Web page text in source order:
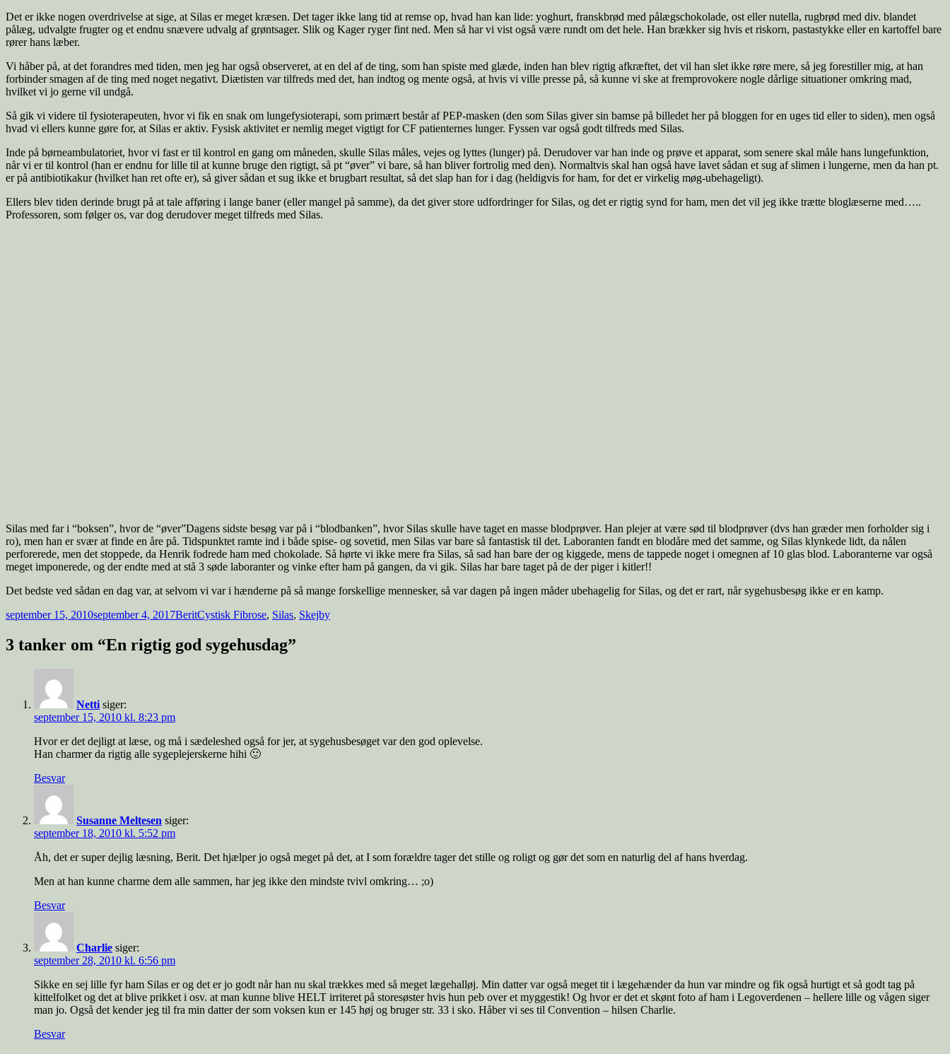
Det er ikke nogen overdrivelse at sige, at Silas er meget kræsen. Det tager ikke lang tid at remse op, hvad han kan lide: yoghurt, franskbrød med pålægschokolade, ost eller nutella, rugbrød med div. blandet
pålæg, udvalgte frugter og et endnu snævere udvalg af grøntsager. Slik og Kager ryger fint ned. Men så har vi vist også være rundt om det hele. Han brækker sig hvis et riskorn, pastastykke eller en kartoffel bare
rører hans læber.
Vi håber på, at det forandres med tiden, men jeg har også observeret, at en del af de ting, som han spiste med glæde, inden han blev rigtig afkræftet, det vil han slet ikke røre mere, så jeg forestiller mig, at han
forbinder smagen af de ting med noget negativt. Diætisten var tilfreds med det, han indtog og mente også, at hvis vi ville presse på, så kunne vi ske at fremprovokere nogle dårlige situationer omkring mad,
hvilket vi jo gerne vil undgå.
Så gik vi videre til fysioterapeuten, hvor vi fik en snak om lungefysioterapi, som primært består af PEP-masken (den som Silas giver sin bamse på billedet her på bloggen for en uges tid eller to siden), men også
hvad vi ellers kunne gøre for, at Silas er aktiv. Fysisk aktivitet er nemlig meget vigtigt for CF patienternes lunger. Fyssen var også godt tilfreds med Silas.
Inde på børneambulatoriet, hvor vi fast er til kontrol en gang om måneden, skulle Silas måles, vejes og lyttes (lunger) på. Derudover var han inde og prøve et apparat, som senere skal måle hans lungefunktion,
når vi er til kontrol (han er endnu for lille til at kunne bruge den rigtigt, så pt “øver” vi bare, så han bliver fortrolig med den). Normaltvis skal han også have lavet sådan et sug af slimen i lungerne, men da han pt.
er på antibiotikakur (hvilket han ret ofte er), så giver sådan et sug ikke et brugbart resultat, så det slap han for i dag (heldigvis for ham, for det er virkelig møg-ubehageligt).
Ellers blev tiden derinde brugt på at tale afføring i lange baner (eller mangel på samme), da det giver store udfordringer for Silas, og det er rigtig synd for ham, men det vil jeg ikke trætte bloglæserne med…..
Professoren, som følger os, var dog derudover meget tilfreds med Silas.
Silas med far i “boksen”, hvor de “øver”Dagens sidste besøg var på i “blodbanken”, hvor Silas skulle have taget en masse blodprøver. Han plejer at være sød til blodprøver (dvs han græder men forholder sig i
ro), men han er svær at finde en åre på. Tidspunktet ramte ind i både spise- og sovetid, men Silas var bare så fantastisk til det. Laboranten fandt en blodåre med det samme, og Silas klynkede lidt, da nålen
perforerede, men det stoppede, da Henrik fodrede ham med chokolade. Så hørte vi ikke mere fra Silas, så sad han bare der og kiggede, mens de tappede noget i omegnen af 10 glas blod. Laboranterne var også
meget imponerede, og der endte med at stå 3 søde laboranter og vinke efter ham på gangen, da vi gik. Silas har bare taget på de der piger i kitler!!
Det bedste ved sådan en dag var, at selvom vi var i hænderne på så mange forskellige mennesker, så var dagen på ingen måder ubehagelig for Silas, og det er rart, når sygehusbesøg ikke er en kamp.
september 15, 2010september 4, 2017BeritCystisk Fibrose, Silas, Skejby
3 tanker om “En rigtig god sygehusdag”
Netti siger:
september 15, 2010 kl. 8:23 pm
Hvor er det dejligt at læse, og må i sædeleshed også for jer, at sygehusbesøget var den god oplevelse.
Han charmer da rigtig alle sygeplejerskerne hihi 🙂
Besvar
Susanne Meltesen siger:
september 18, 2010 kl. 5:52 pm
Åh, det er super dejlig læsning, Berit. Det hjælper jo også meget på det, at I som forældre tager det stille og roligt og gør det som en naturlig del af hans hverdag.
Men at han kunne charme dem alle sammen, har jeg ikke den mindste tvivl omkring… ;o)
Besvar
Charlie siger:
september 28, 2010 kl. 6:56 pm
Sikke en sej lille fyr ham Silas er og det er jo godt når han nu skal trækkes med så meget lægehalløj. Min datter var også meget tit i lægehænder da hun var mindre og fik også hurtigt et så godt tag på
kittelfolket og det at blive prikket i osv. at man kunne blive HELT irriteret på storesøster hvis hun peb over et myggestik! Og hvor er det et skønt foto af ham i Legoverdenen – hellere lille og vågen siger
man jo. Også det kender jeg til fra min datter der som voksen kun er 145 høj og bruger str. 33 i sko. Håber vi ses til Convention – hilsen Charlie.
Besvar